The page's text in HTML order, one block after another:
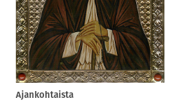
Ajankohtaista